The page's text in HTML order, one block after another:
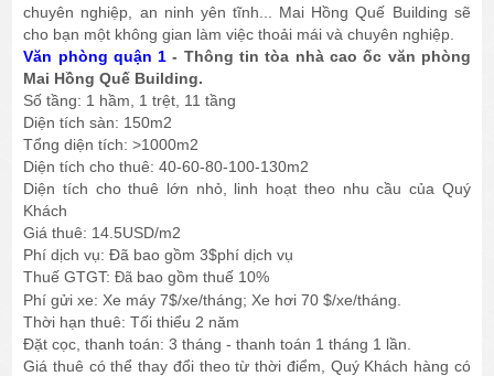
chuyên nghiệp, an ninh yên tĩnh... Mai Hồng Quế Building sẽ
cho bạn một không gian làm việc thoải mái và chuyên nghiệp.
Văn phòng quận 1- Thông tin tòa nhà cao ốc văn phòng
Mai Hồng Quế Building.
Số tầng: 1 hầm, 1 trệt, 11 tầng
Diện tích sàn: 150m2
Tổng diện tích: >1000m2
Diện tích cho thuê: 40-60-80-100-130m2
Diện tích cho thuê lớn nhỏ, linh hoạt theo nhu cầu của Quý
Khách
Giá thuê: 14.5USD/m2
Phí dịch vụ: Đã bao gồm 3$phí dịch vụ
Thuế GTGT:Đã bao gồm thuế 10%
Phí gửi xe: Xe máy 7$/xe/tháng; Xe hơi 70 $/xe/tháng.
Thời hạn thuê: Tối thiểu 2 năm
Đặt cọc, thanh toán: 3 tháng - thanh toán 1 tháng 1 lần.
Giá thuê có thể thay đổi theo từ thời điểm, Quý Khách hàng có